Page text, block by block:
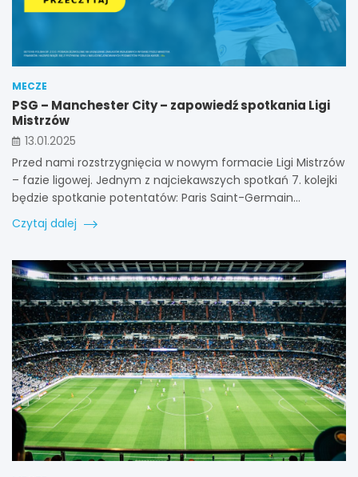
MECZE
PSG – Manchester City – zapowiedź spotkania Ligi
Mistrzów
13.01.2025
Przed nami rozstrzygnięcia w nowym formacie Ligi Mistrzów
– fazie ligowej. Jednym z najciekawszych spotkań 7. kolejki
będzie spotkanie potentatów: Paris Saint-Germain…
Czytaj dalej